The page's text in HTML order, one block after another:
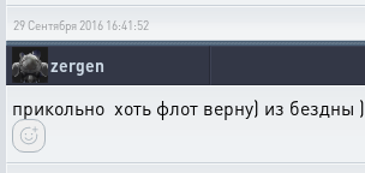
29 Сентября 2016 16:41:52
zergen
прикольно хоть флот верну) из бездны )